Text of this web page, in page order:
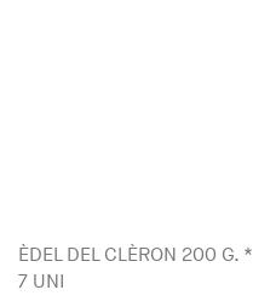
ÈDEL DEL CLÈRON 200 G. *
7 UNI